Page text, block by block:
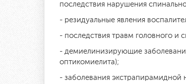
последствия нарушения
- резидуальные явления
- последствия травм головного и
- демиелинизирующие
оптикомиелита);
- заболевания экстрапирамидной